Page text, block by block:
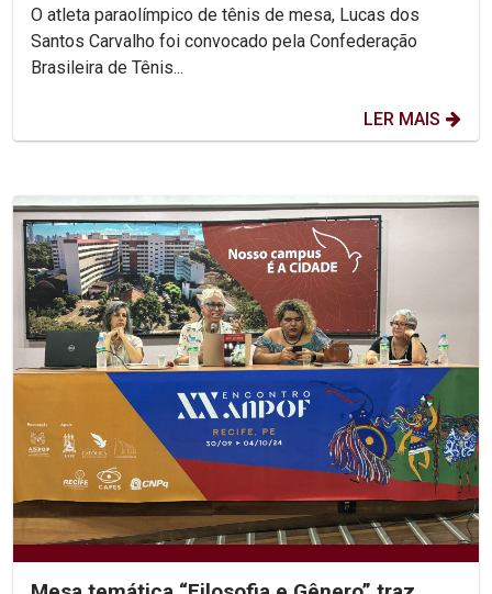
O atleta paraolímpico de tênis de mesa, Lucas dos
Santos Carvalho foi convocado pela Confederação
Brasileira de Tênis...
LER MAIS